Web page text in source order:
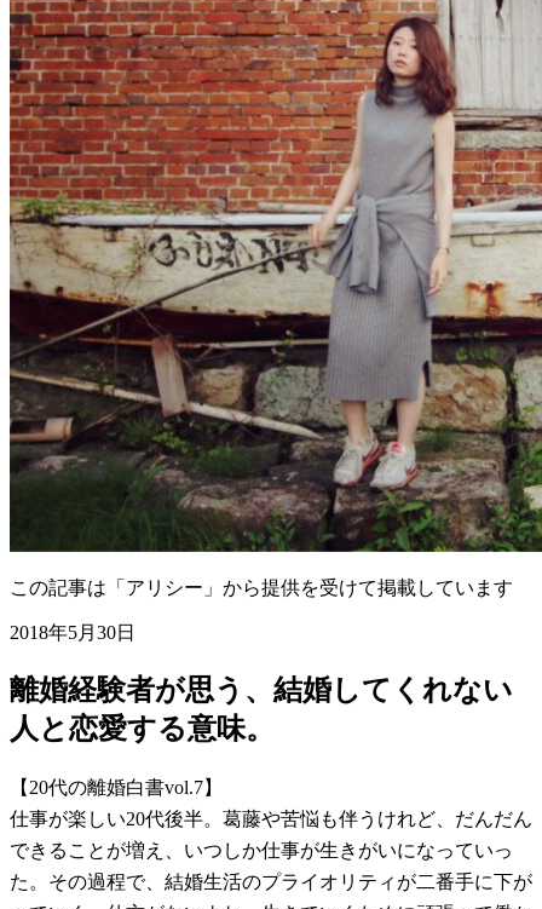
この記事は「アリシー」から提供を受けて掲載しています
2018年5月30日
離婚経験者が思う、結婚してくれない
人と恋愛する意味。
【20代の離婚白書vol.7】
仕事が楽しい20代後半。葛藤や苦悩も伴うけれど、だんだん
できることが増え、いつしか仕事が生きがいになっていっ
た。その過程で、結婚生活のプライオリティが二番手に下が